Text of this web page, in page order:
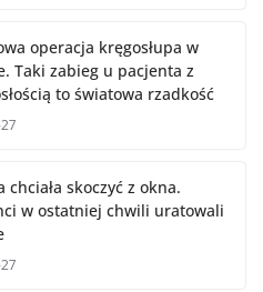
operacja kręgosłupa w
Taki zabieg u pacjenta z
to światowa rzadkość
chciała skoczyć z okna.
w ostatniej chwili uratowali